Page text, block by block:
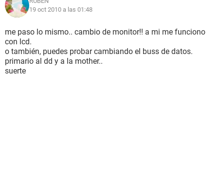
19 oct 2010 a las 01:48
me paso lo mismo.. cambio de monitor!! a mi me funciono
con lcd.
o también, puedes probar cambiando el buss de datos.
primario al dd y a la mother..
suerte